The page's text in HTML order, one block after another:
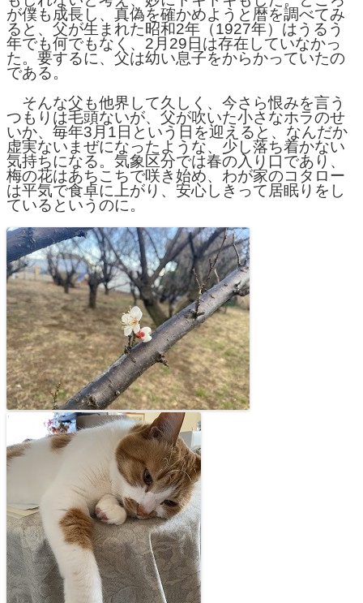
が僕も成長し、真偽を確かめようと暦を調べてみ
ると、父が生まれた昭和2年（1927年）はうるう
年でも何でもなく、2月29日は存在していなかっ
た。要するに、父は幼い息子をからかっていたの
である。
そんな父も他界して久しく、今さら恨みを言う
つもりは毛頭ないが、父が吹いた小さなホラのせ
いか、毎年3月1日という日を迎えると、なんだか
虚実ないまぜになったような、少し落ち着かない
気持ちになる。気象区分では春の入り口であり、
梅の花はあちこちで咲き始め、わが家のコタロー
は平気で食卓に上がり、安心しきって居眠りをし
ているというのに。